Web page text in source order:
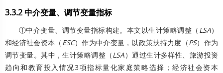
3.3.2 中介变量、调节变量指标
①中介变量、调节变量指标构建。本文以生计策略调整（ LSA）
和经济社会资本（ ESC）作为中介变量，以政策扶持力度（PS）作为
调节变量。其中，生计策略调整（LSA）通过生计多样性、旅游投资
趋向和教育投入情况3项指标量化家庭策略选择；经济社会资本